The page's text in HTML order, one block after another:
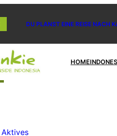
DU PLANST EINE REISE NACH
HOME
Aktives